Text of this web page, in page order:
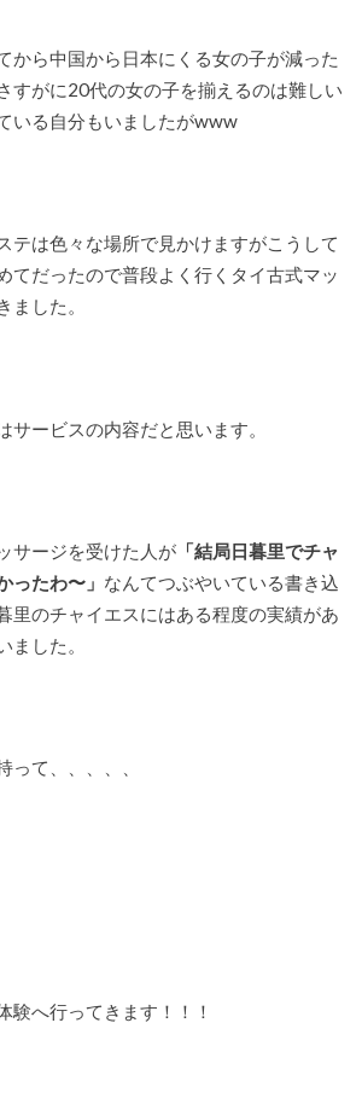
から中国から日本にくる女の子が減った
すがに20代の女の子を揃えるのは難しい
いる自分もいましたがwww
テは色々な場所で見かけますがこうして
てだったので普段よく行くタイ古式マッ
ました。
サービスの内容だと思います。
サージを受けた人が「結局日暮里でチャ
ったわ〜」 なんてつぶやいている書き込
里のチャイエスにはある程度の実績があ
ました。
って、、、、、
験へ行ってきます！！！